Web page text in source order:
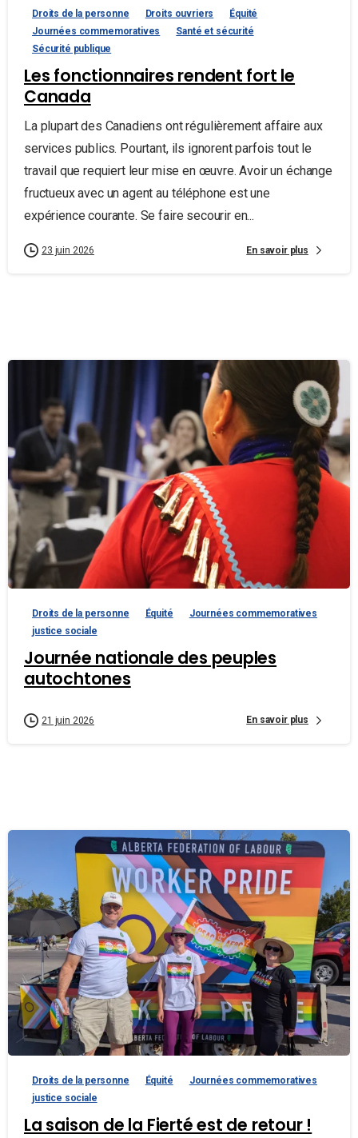
Droits de la personne Droits ouvriers
Équité
Journées commemoratives
Santé et sécurité
Sécurité publique
Les fonctionnaires rendent fort le
Canada
La plupart des Canadiens ont régulièrement affaire aux
services publics. Pourtant, ils ignorent parfois tout le
travail que requiert leur mise en œuvre. Avoir un échange
fructueux avec un agent au téléphone est une
expérience courante. Se faire secourir en...
23 juin 2026 En savoir plus
Droits de la personne Équité
Journées commemoratives
justice sociale
Journée nationale des peuples
autochtones
21 juin 2026 En savoir plus
Droits de la personne Équité
Journées commemoratives
justice sociale
La saison de la Fierté est de retour !